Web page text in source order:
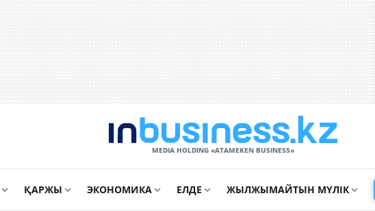
MEDIA HOLDING «ATAMEKЕN BUSINESS»
ҚАРЖЫ ЭКОНОМИКА ЕЛДЕ ЖЫЛЖЫМАЙТЫН МҮЛІК